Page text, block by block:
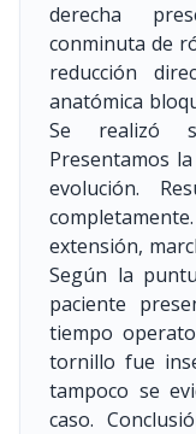
derecha
conminuta de
reducción
anatómica
Se realizó
Presentamos
evolución.
extensión,
Según la
paciente
tiempo
tornillo fue
tampoco se
caso.